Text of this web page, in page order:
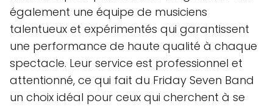
également une équipe de musiciens
talentueux et expérimentés qui garantissent
une performance de haute qualité à chaque
spectacle. Leur service est professionnel et
attentionné, ce qui fait du Friday Seven Band
un choix idéal pour ceux qui cherchent à se